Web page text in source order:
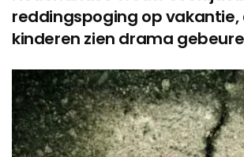
reddingspoging op vakantie,
kinderen zien drama